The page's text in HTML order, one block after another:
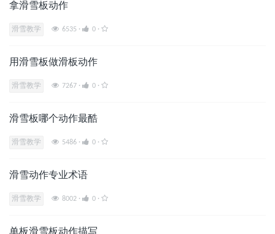
拿滑雪板动作
滑雪教学 6535 · 0 ·
用滑雪板做滑板动作
滑雪教学 7267 · 0 ·
滑雪板哪个动作最酷
滑雪教学 5486 · 0 ·
滑雪动作专业术语
滑雪教学 8002 · 0 ·